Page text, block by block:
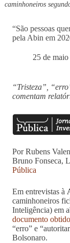
caminhoneiros
“São pessoas
pela Abin em
25 de
“Tristeza”,
comentam
Por Rubens
Bruno Fonseca,
Pública
Em entrevistas à
caminhoneiros
Inteligência) em
documento
“erro” e
Bolsonaro.